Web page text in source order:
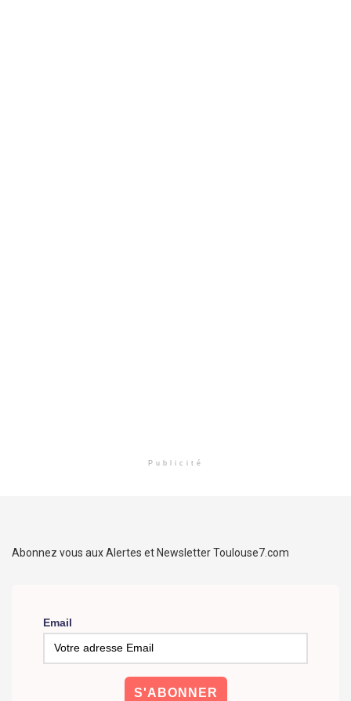
Publicité
Abonnez vous aux Alertes et Newsletter Toulouse7.com
Email